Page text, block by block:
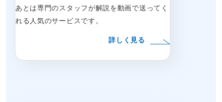
あとは専門のスタッフが解説を動画で送ってく
れる人気のサービスです。
詳しく見る